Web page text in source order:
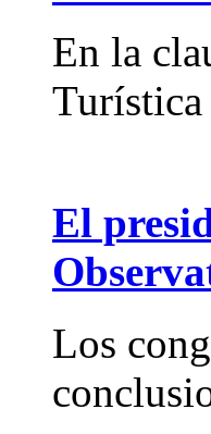
En la
Turística
El
Los